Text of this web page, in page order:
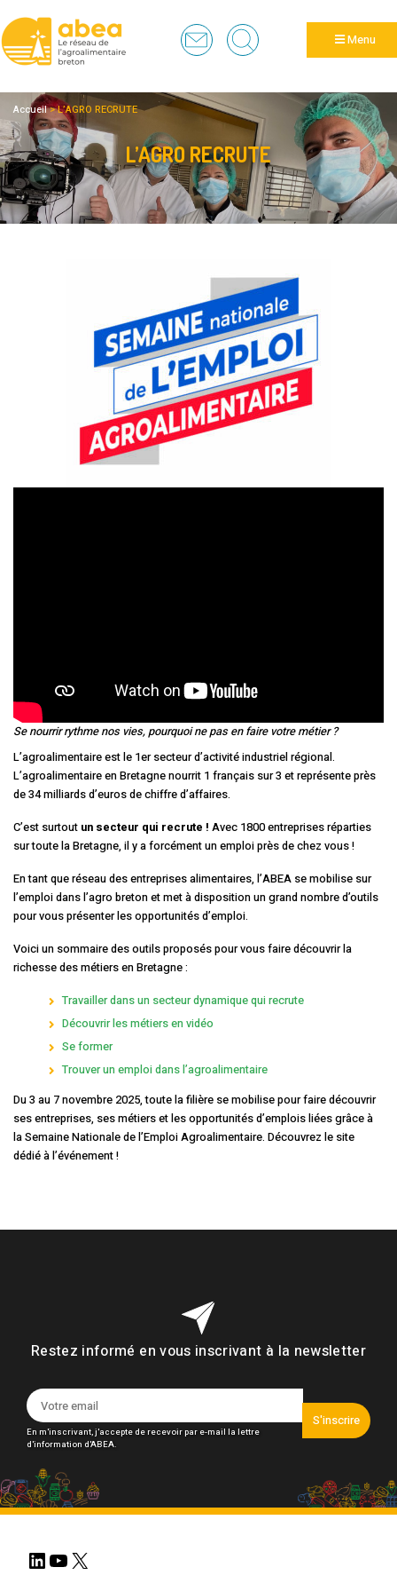
Menu
Accueil>L’AGRO RECRUTE
L’AGRO RECRUTE
Se nourrir rythme nos vies, pourquoi ne pas en faire votre métier ?
L’agroalimentaire est le 1er secteur d’activité industriel régional.
L’agroalimentaire en Bretagne nourrit 1 français sur 3 et représente près
de 34 milliards d’euros de chiffre d’affaires.
C’est surtout un secteur qui recrute ! Avec 1800 entreprises réparties
sur toute la Bretagne, il y a forcément un emploi près de chez vous !
En tant que réseau des entreprises alimentaires, l’ABEA se mobilise sur
l’emploi dans l’agro breton et met à disposition un grand nombre d’outils
pour vous présenter les opportunités d’emploi.
Voici un sommaire des outils proposés pour vous faire découvrir la
richesse des métiers en Bretagne :
Travailler dans un secteur dynamique qui recrute
Découvrir les métiers en vidéo
Se former
Trouver un emploi dans l’agroalimentaire
Du 3 au 7 novembre 2025, toute la filière se mobilise pour faire découvrir
ses entreprises, ses métiers et les opportunités d’emplois liées grâce à
la Semaine Nationale de l’Emploi Agroalimentaire. Découvrez le site
dédié à l’événement !
Restez informé en vous inscrivant à la newsletter
En m'inscrivant, j'accepte de recevoir par e-mail la lettre
d'information d'ABEA.
S'inscrire
LinkedIn
YouTube
X